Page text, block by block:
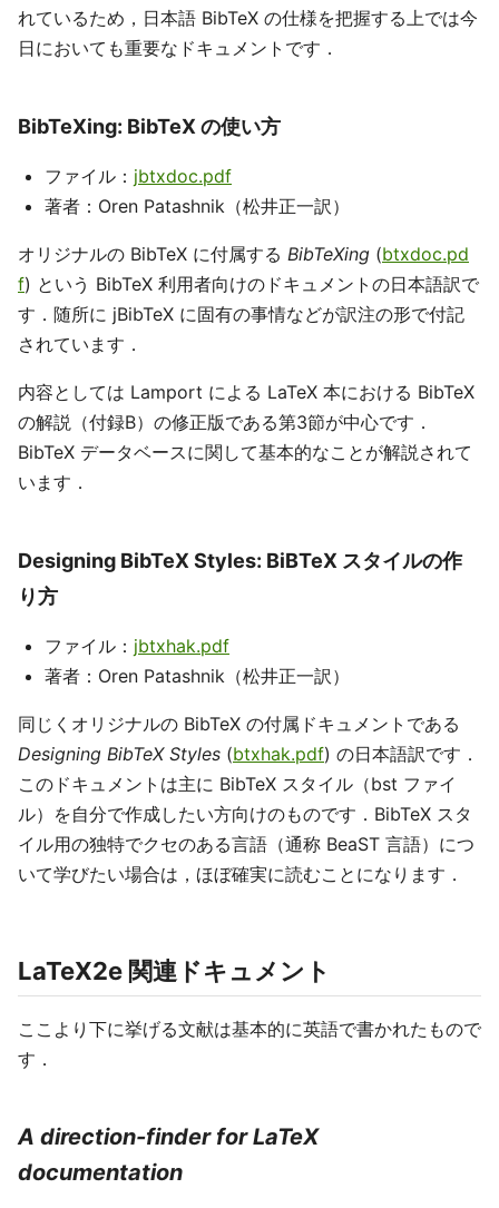
れているため，日本語 BibTeX の仕様を把握する上では今
日においても重要なドキュメントです．
BibTeXing: BibTeX の使い方
ファイル： jbtxdoc.pdf
著者：Oren Patashnik（松井正一訳）
オリジナルの BibTeX に付属する BibTeXing (btxdoc.pd
f) という BibTeX 利用者向けのドキュメントの日本語訳で
す．随所に jBibTeX に固有の事情などが訳注の形で付記
されています．
内容としては Lamport による LaTeX 本における BibTeX
の解説（付録B）の修正版である第3節が中心です．
BibTeX データベースに関して基本的なことが解説されて
います．
Designing BibTeX Styles: BiBTeX スタイルの作
り方
ファイル： jbtxhak.pdf
著者：Oren Patashnik（松井正一訳）
同じくオリジナルの BibTeX の付属ドキュメントである
Designing BibTeX Styles (btxhak.pdf) の日本語訳です．
このドキュメントは主に BibTeX スタイル（bst ファイ
ル）を自分で作成したい方向けのものです．BibTeX スタ
イル用の独特でクセのある言語（通称 BeaST 言語）につ
いて学びたい場合は，ほぼ確実に読むことになります．
LaTeX2e 関連ドキュメント
ここより下に挙げる文献は基本的に英語で書かれたもので
す．
A direction-finder for LaTeX
documentation